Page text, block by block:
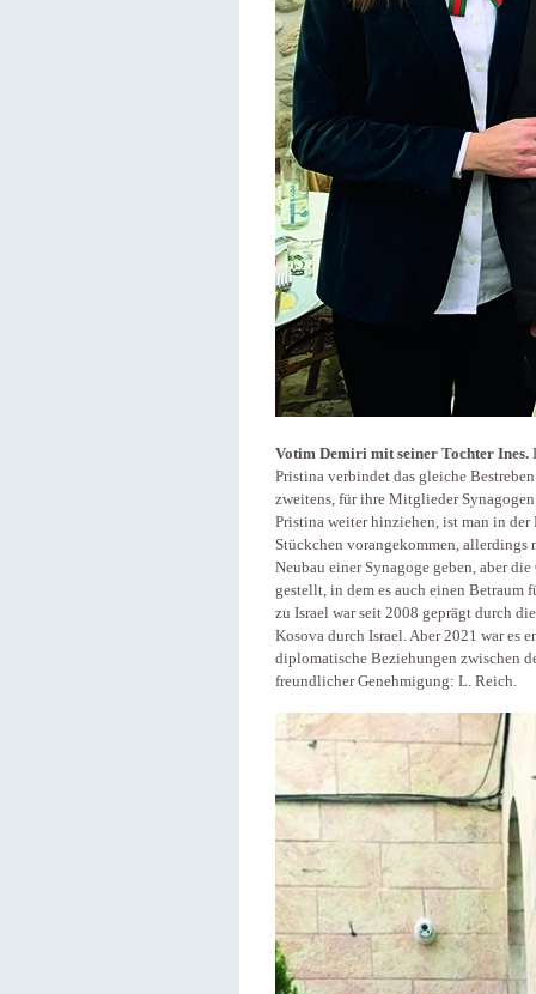
Votim Demiri mit seiner Tochter Ines.
Pristina verbindet das gleiche
zweitens, für ihre Mitglieder
Pristina weiter hinziehen, ist man in
Stückchen vorangekommen, allerdings
Neubau einer Synagoge geben, aber
gestellt, in dem es auch einen
zu Israel war seit 2008 geprägt durch
Kosova durch Israel. Aber 2021 war es
diplomatische Beziehungen zwischen
freundlicher Genehmigung: L. Reich.